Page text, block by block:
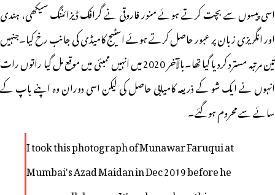
اسی پیسوں سے بچت کرتے ہوئے منور فاروقی نے گرافک ڈیزائننگ سیکھی، ہندی
اور انگریزی زبان پر عبور حاصل کرتے ہوئے اسٹیج کامیڈی کی جانب رخ کیا۔جنہیں
تین مرتبہ مسترد کردیا گیا تھا۔بالآخر 2020 میں انہیں ممبئی میں موقع مل گیا راتوں رات
انہوں نے ایک شو کے ذریعہ کامیابی حاصل کی لیکن اسی دوران وہ اپنے باپ کے
سائے سے محروم ہوگئے۔
I took this photograph of Munawar Faruqui at
Mumbai's Azad Maidan in Dec 2019 before he